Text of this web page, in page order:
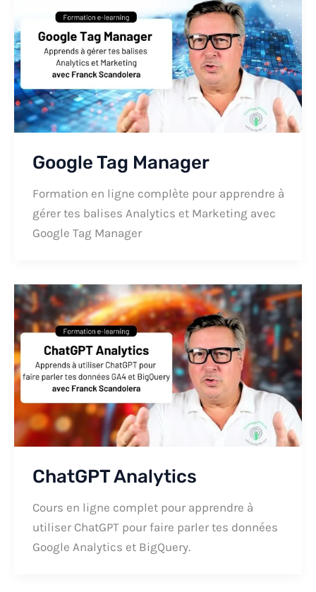
Google Tag Manager
Formation en ligne complète pour apprendre à
gérer tes balises Analytics et Marketing avec
Google Tag Manager
ChatGPT Analytics
Cours en ligne complet pour apprendre à
utiliser ChatGPT pour faire parler tes données
Google Analytics et BigQuery.